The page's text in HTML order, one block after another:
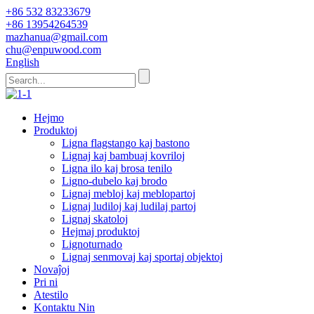
+86 532 83233679
+86 13954264539
mazhanua@gmail.com
chu@enpuwood.com
English
Hejmo
Produktoj
Ligna flagstango kaj bastono
Lignaj kaj bambuaj kovriloj
Ligna ilo kaj brosa tenilo
Ligno-dubelo kaj brodo
Lignaj mebloj kaj meblopartoj
Lignaj ludiloj kaj ludilaj partoj
Lignaj skatoloj
Hejmaj produktoj
Lignoturnado
Lignaj senmovaj kaj sportaj objektoj
Novaĵoj
Pri ni
Atestilo
Kontaktu Nin